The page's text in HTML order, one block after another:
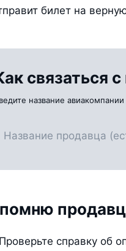
билет на
связаться
название
Проверьте справку об